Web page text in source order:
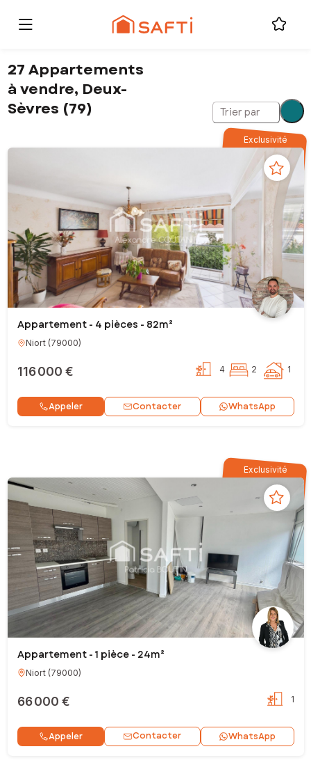
27 Appartements
à vendre, Deux-
Sèvres (79)
Trier par
Exclusivité
Appartement - 4 pièces - 82m²
Niort(79000)
116 000 € 4 2 1
Appeler Contacter WhatsApp
Exclusivité
Appartement - 1 pièce - 24m²
Niort(79000)
66 000 € 1
Appeler Contacter WhatsApp